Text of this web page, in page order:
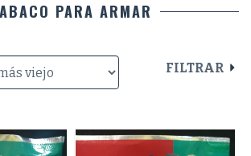
PARA ARMAR
FILTRAR